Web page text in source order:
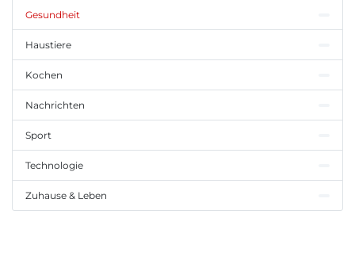
Gesundheit
Haustiere
Kochen
Nachrichten
Sport
Technologie
Zuhause & Leben